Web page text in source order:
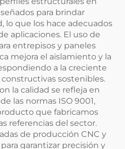
para brindar
lo que los hace adecuados
aplicaciones. El uso de
entrepisos y paneles
mejora el aislamiento y la
a la creciente
sostenibles.
la calidad se refleja en
las normas ISO 9001,
que fabricamos
referencias del sector.
de producción CNC y
garantizar precisión y